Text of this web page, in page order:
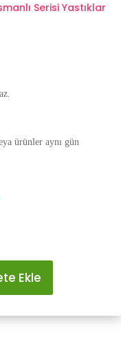
Serisi Yastıklar
ürünler aynı gün
Şu
Ekle